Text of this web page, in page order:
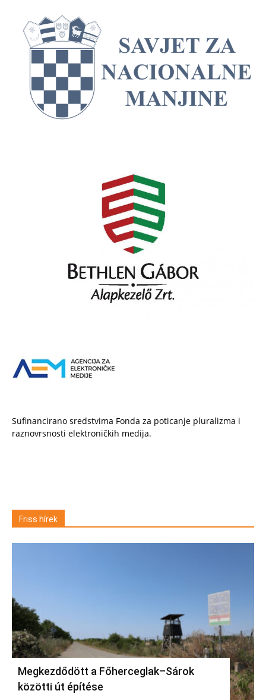
Sufinancirano sredstvima Fonda za poticanje pluralizma i
raznovrsnosti elektroničkih medija.
Friss hírek
Megkezdődött a Főherceglak–Sárok
közötti út építése